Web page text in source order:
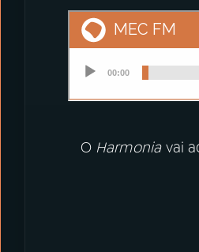
O Harmonia vai